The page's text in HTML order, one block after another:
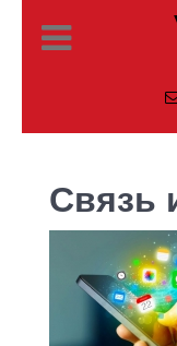
Связь